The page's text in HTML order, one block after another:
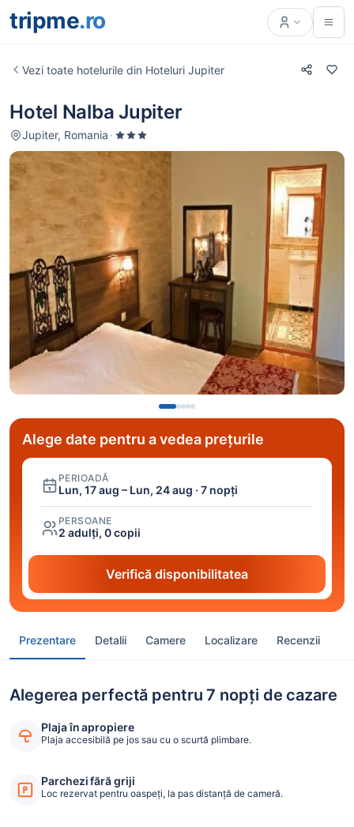
tripme.ro
Alege date pentru a vedea prețurile
PERIOADĂ
Lun, 17 aug – Lun, 24 aug · 7 nopți
PERSOANE
2 adulți, 0 copii
Verifică disponibilitatea
Vezi toate hotelurile din Hoteluri Jupiter
Prezentare Detalii Camere Localizare Recenzii
Hotel Nalba Jupiter
Jupiter, Romania ·
Alegerea perfectă pentru 7 nopți de cazare
Plaja în apropiere
Plaja accesibilă pe jos sau cu o scurtă plimbare.
Parchezi fără griji
Loc rezervat pentru oaspeți, la pas distanță de cameră.